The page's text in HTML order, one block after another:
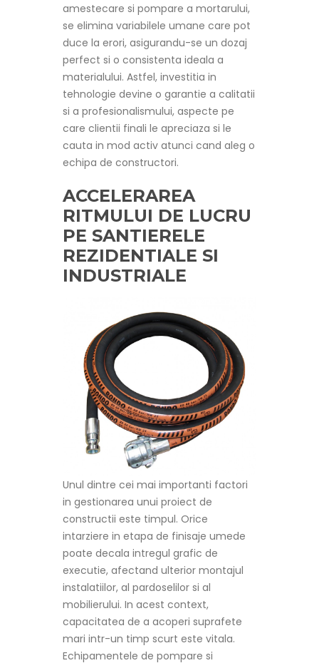
amestecare si pompare a mortarului,
se elimina variabilele umane care pot
duce la erori, asigurandu-se un dozaj
perfect si o consistenta ideala a
materialului. Astfel, investitia in
tehnologie devine o garantie a calitatii
si a profesionalismului, aspecte pe
care clientii finali le apreciaza si le
cauta in mod activ atunci cand aleg o
echipa de constructori.
ACCELERAREA
RITMULUI DE LUCRU
PE SANTIERELE
REZIDENTIALE SI
INDUSTRIALE
Unul dintre cei mai importanti factori
in gestionarea unui proiect de
constructii este timpul. Orice
intarziere in etapa de finisaje umede
poate decala intregul grafic de
executie, afectand ulterior montajul
instalatiilor, al pardoselilor si al
mobilierului. In acest context,
capacitatea de a acoperi suprafete
mari intr-un timp scurt este vitala.
Echipamentele de pompare si